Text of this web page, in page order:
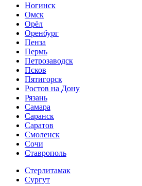
Ногинск
Омск
Орёл
Оренбург
Пенза
Пермь
Петрозаводск
Псков
Пятигорск
Ростов на Дону
Рязань
Самара
Саранск
Саратов
Смоленск
Сочи
Ставрополь
Стерлитамак
Сургут